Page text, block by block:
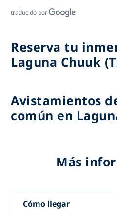
traducido por
Reserva tu
Laguna Chuuk
Avistamientos
común en
Más
Cómo llegar